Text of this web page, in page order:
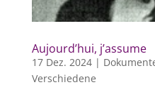
Aujourd’hui, j’assume
17 Dez. 2024|
Verschiedene